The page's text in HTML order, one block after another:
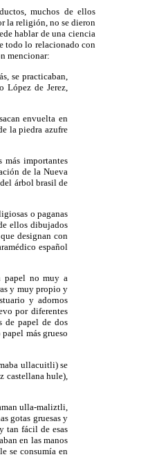
muchos de ellos
la religión, no se dieron
hablar de una ciencia
todo lo relacionado con
mencionar:
se practicaban,
López de Jerez,
envuelta en
la piedra azufre
importantes
de la Nueva
árbol brasil de
o paganas
ellos dibujados
designan con
español
papel no muy a
y muy propio y
y adornos
por diferentes
de papel de dos
más grueso
ullacuitli) se
hule),
ulla-maliztli,
gotas gruesas y
tan fácil de esas
en las manos
se consumía en